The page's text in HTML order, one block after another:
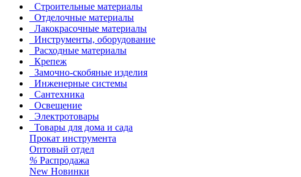
Строительные материалы
Отделочные материалы
Лакокрасочные материалы
Инструменты, оборудование
Расходные материалы
Крепеж
Замочно-скобяные изделия
Инженерные системы
Сантехника
Освещение
Электротовары
Товары для дома и сада
Прокат инструмента
Оптовый отдел
% Распродажа
New Новинки